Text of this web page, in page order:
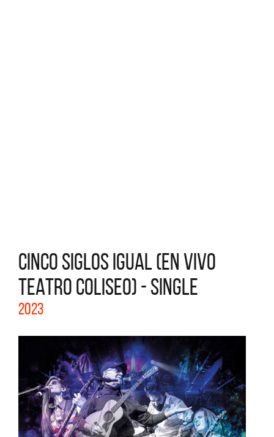
CINCO SIGLOS IGUAL (EN VIVO
TEATRO COLISEO) - SINGLE
2023